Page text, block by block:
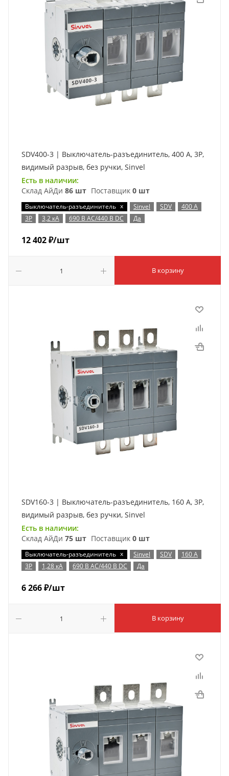
SDV400-3 | Выключатель-разъединитель, 400 А, 3Р,
видимый разрыв, без ручки, Sinvel
Есть в наличии:
Склад АйДи 86 шт Поставщик 0 шт
Выключатель-разъединитель x Sinvel SDV
400 А
3P
3,2 кА 690 В AC/440 В DC Да
12 402₽/шт
В корзину
SDV160-3 | Выключатель-разъединитель, 160 А, 3Р,
видимый разрыв, без ручки, Sinvel
Есть в наличии:
Склад АйДи 75 шт Поставщик 0 шт
Выключатель-разъединитель x Sinvel SDV
160 А
3P
1,28 кА 690 В AC/440 В DC Да
6 266₽/шт
В корзину